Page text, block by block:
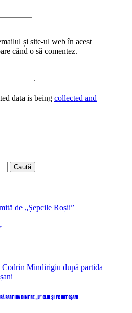
și site-ul web în acest
când o să comentez.
data is being collected and
partida dintre „U” Cluj și FC Botoșani